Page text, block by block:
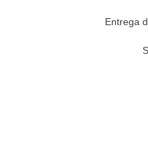
Entrega